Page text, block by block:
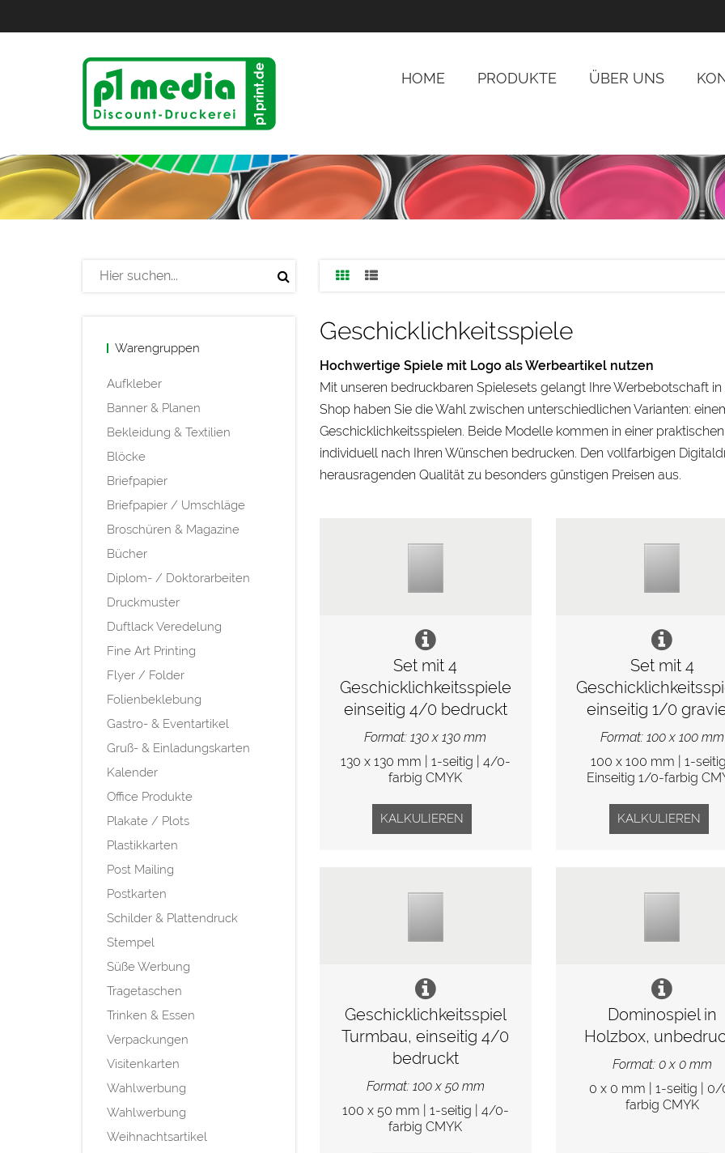
HOME PRODUKTE ÜBER UNS
Warengruppen
Aufkleber
Banner & Planen
Bekleidung & Textilien
Blöcke
Briefpapier
Briefpapier / Umschläge
Broschüren & Magazine
Bücher
Diplom- / Doktorarbeiten
Druckmuster
Duftlack Veredelung
Fine Art Printing
Flyer / Folder
Folienbeklebung
Gastro- & Eventartikel
Gruß- & Einladungskarten
Kalender
Office Produkte
Plakate / Plots
Plastikkarten
Post Mailing
Postkarten
Schilder & Plattendruck
Stempel
Süße Werbung
Tragetaschen
Trinken & Essen
Verpackungen
Visitenkarten
Wahlwerbung
Wahlwerbung
Weihnachtsartikel
Geschicklichkeitsspiele
Hochwertige Spiele mit Logo als Werbeartikel nutzen
Mit unseren bedruckbaren Spielesets gelangt Ihre Werbebotschaft
Shop haben Sie die Wahl zwischen unterschiedlichen Varianten:
Geschicklichkeitsspielen. Beide Modelle kommen in einer
individuell nach Ihren Wünschen bedrucken. Den vollfarbigen
herausragenden Qualität zu besonders günstigen Preisen aus.
Set mit 4
Geschicklichkeitsspielen,
einseitig 4/0 bedruckt
Format: 130 x 130 mm
130 x 130 mm | 1-seitig | 4/0-
farbig CMYK
KALKULIEREN
Set mit 4
einseitig 1/0
Format: 100 x 100 mm
100 x 100 mm | 1-
Einseitig 1/0-farbig
KALKULIEREN
Geschicklichkeitsspiel
Turmbau, einseitig 4/0
bedruckt
Format: 100 x 50 mm
100 x 50 mm | 1-seitig | 4/0-
farbig CMYK
Dominospiel in
Holzbox,
Format: 0 x 0 mm
0 x 0 mm | 1-seitig |
farbig CMYK